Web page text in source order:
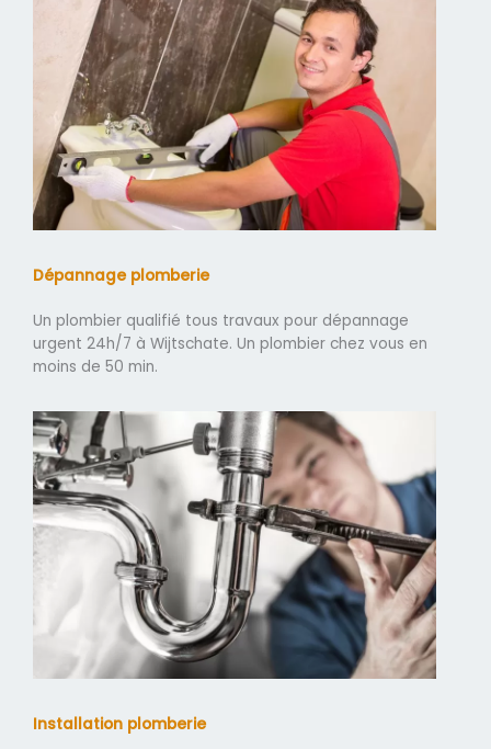
Dépannage plomberie
Un plombier qualifié tous travaux pour dépannage
urgent 24h/7 à Wijtschate. Un plombier chez vous en
moins de 50 min.
Installation plomberie